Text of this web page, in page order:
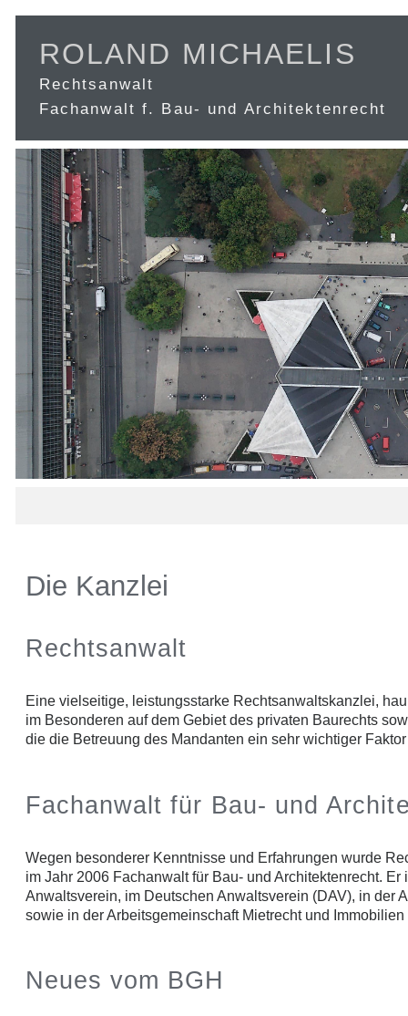
ROLAND MICHAELIS
Rechtsanwalt
Fachanwalt f. Bau- und Architektenrecht
Die Kanzlei
Rechtsanwalt
Eine vielseitige, leistungsstarke Rechtsanwaltskanzlei,
im Besonderen auf dem Gebiet des privaten Baurechts
die die Betreuung des Mandanten ein sehr wichtiger
Fachanwalt für Bau- und
Wegen besonderer Kenntnisse und Erfahrungen wurde
im Jahr 2006 Fachanwalt für Bau- und Architektenrecht.
Anwaltsverein, im Deutschen Anwaltsverein (DAV), in der
sowie in der Arbeitsgemeinschaft Mietrecht und Immobilien
Neues vom BGH